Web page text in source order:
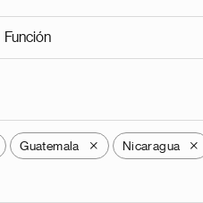
Función
Guatemala X Nicaragua X